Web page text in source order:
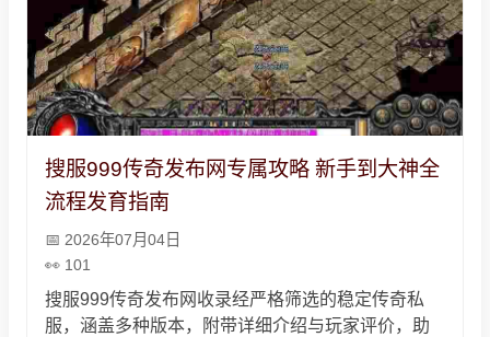
说到底就是图个乐子，别多充钱影响现实。
搜服999传奇发布网专属攻略 新手到大神全
流程发育指南
2026年07月04日
101
搜服999传奇发布网收录经严格筛选的稳定传奇私
服，涵盖多种版本，附带详细介绍与玩家评价，助